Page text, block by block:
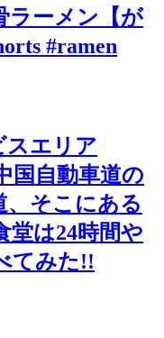
ラーメン【が
#ramen
スエリア
国自動車道の
、そこにある
堂は24時間や
てみた!!